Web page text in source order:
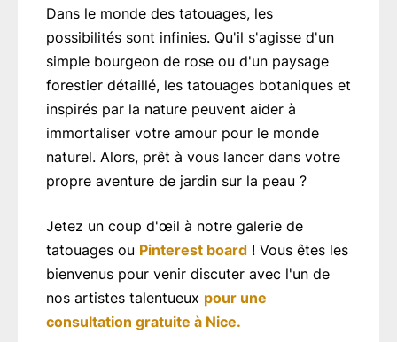
Dans le monde des tatouages, les
possibilités sont infinies. Qu'il s'agisse d'un
simple bourgeon de rose ou d'un paysage
forestier détaillé, les tatouages botaniques et
inspirés par la nature peuvent aider à
immortaliser votre amour pour le monde
naturel. Alors, prêt à vous lancer dans votre
propre aventure de jardin sur la peau ?
Jetez un coup d'œil à notre galerie de
tatouages ou Pinterest board ! Vous êtes les
bienvenus pour venir discuter avec l'un de
nos artistes talentueux pour une
consultation gratuite à Nice.